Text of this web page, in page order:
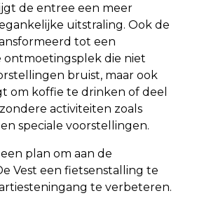
de entree een meer
uitstraling. Ook de
tot een
die niet
bruist, maar ook
om koffie te drinken of deel
activiteiten zoals
speciale voorstellingen.
plan om aan de
Vest een fietsenstalling te
te verbeteren.